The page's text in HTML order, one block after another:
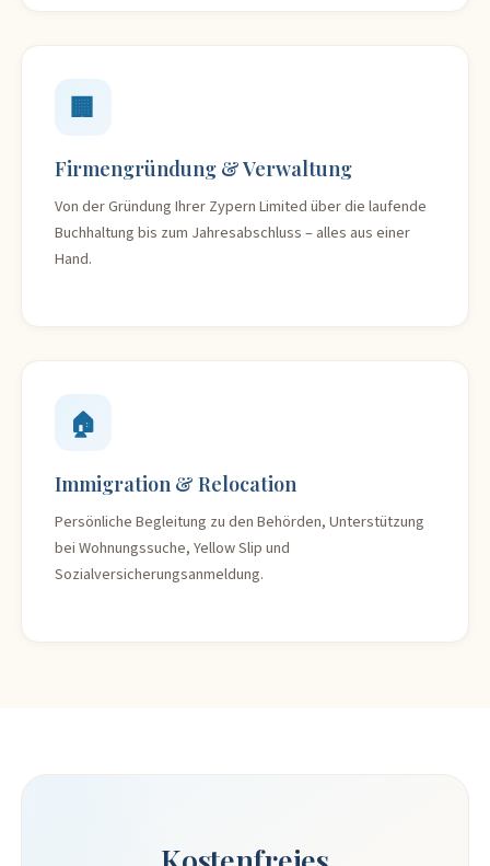
🏢
Firmengründung & Verwaltung
Von der Gründung Ihrer Zypern Limited über die laufende
Buchhaltung bis zum Jahresabschluss – alles aus einer
Hand.
🏠
Immigration & Relocation
Persönliche Begleitung zu den Behörden, Unterstützung
bei Wohnungssuche, Yellow Slip und
Sozialversicherungsanmeldung.